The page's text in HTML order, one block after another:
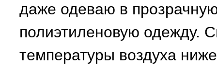
даже одеваю в
полиэтиленовую одежду.
температуры воздуха